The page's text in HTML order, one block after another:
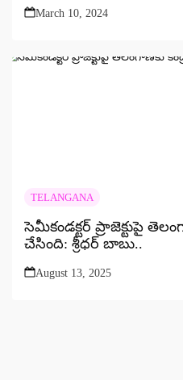
March 10, 2024
TELANGANA
సెమీకండక్టర్ ప్రాజెక్టుపై
చేసింది: శ్రీధర్ బాబు..
August 13, 2025